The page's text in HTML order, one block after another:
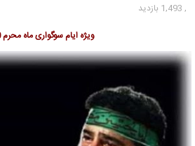
, 1,493 بازدید
ویژه ایام سوگواری ماه محرم 1400